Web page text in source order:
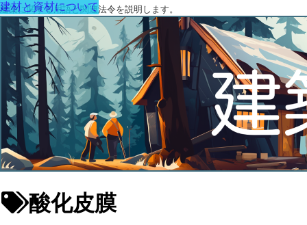
建築に関する用語と関連法令を説明します。
酸化皮膜
建材と資材について